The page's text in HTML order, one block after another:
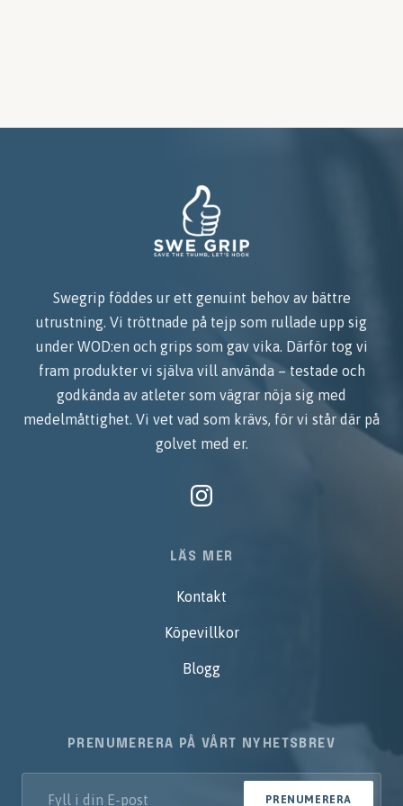
Swegrip föddes ur ett genuint behov av bättre
utrustning. Vi tröttnade på tejp som rullade upp sig
under WOD:en och grips som gav vika. Därför tog vi
fram produkter vi själva vill använda – testade och
godkända av atleter som vägrar nöja sig med
medelmåttighet. Vi vet vad som krävs, för vi står där på
golvet med er.
LÄS MER
Kontakt
Köpevillkor
Blogg
PRENUMERERA PÅ VÅRT NYHETSBREV
PRENUMERERA